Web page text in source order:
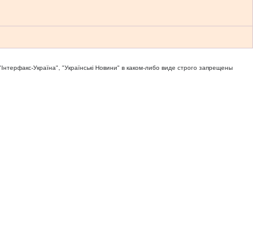
Україна", "Українськi Новини" в каком-либо виде строго запрещены